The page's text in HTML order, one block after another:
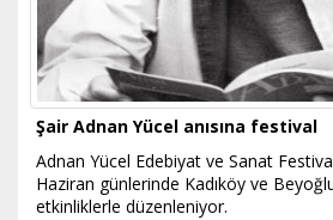
Şair Adnan Yücel anısına festival
Adnan Yücel Edebiyat ve Sanat
Haziran günlerinde Kadıköy ve
etkinliklerle düzenleniyor.